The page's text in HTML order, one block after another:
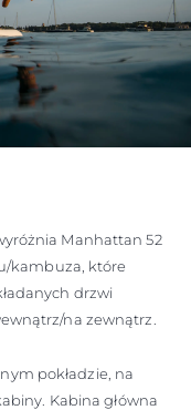
Manhattan 52
kambuza, które
drzwi
na zewnątrz.
pokładzie, na
Kabina główna